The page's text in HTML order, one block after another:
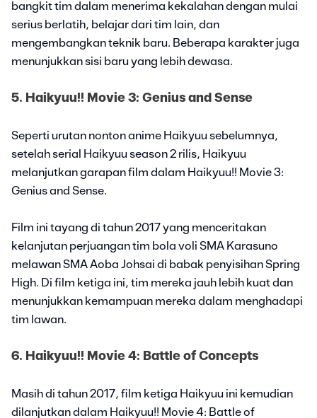
bangkit tim dalam menerima kekalahan dengan mulai
serius berlatih, belajar dari tim lain, dan
mengembangkan teknik baru. Beberapa karakter juga
menunjukkan sisi baru yang lebih dewasa.
5. Haikyuu!! Movie 3: Genius and Sense
Seperti urutan nonton anime Haikyuu sebelumnya,
setelah serial Haikyuu season 2 rilis, Haikyuu
melanjutkan garapan film dalam Haikyuu!! Movie 3:
Genius and Sense.
Film ini tayang di tahun 2017 yang menceritakan
kelanjutan perjuangan tim bola voli SMA Karasuno
melawan SMA Aoba Johsai di babak penyisihan Spring
High. Di film ketiga ini, tim mereka jauh lebih kuat dan
menunjukkan kemampuan mereka dalam menghadapi
tim lawan.
6. Haikyuu!! Movie 4: Battle of Concepts
Masih di tahun 2017, film ketiga Haikyuu ini kemudian
dilanjutkan dalam Haikyuu!! Movie 4: Battle of